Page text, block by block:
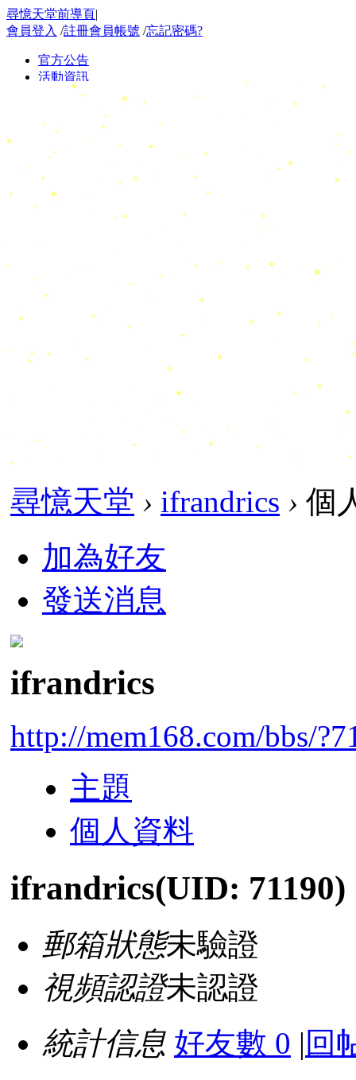
尋憶天堂前導頁|
會員登入 /註冊會員帳號 /忘記密碼?
尋憶天堂 › ifrandrics › 個
加為好友
發送消息
ifrandrics
http://mem168.com/bbs/
主題
個人資料
ifrandrics(UID: 71190)
郵箱狀態未驗證
視頻認證未認證
統計信息 好友數 0 | 回